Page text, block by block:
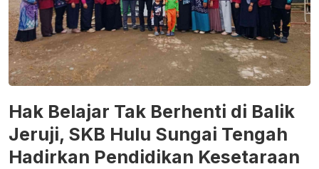
Hak Belajar Tak Berhenti di Balik
Jeruji, SKB Hulu Sungai Tengah
Hadirkan Pendidikan Kesetaraan